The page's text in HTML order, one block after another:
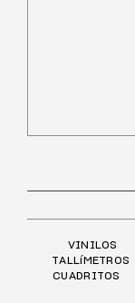
VINILOS
TALLíMETROS
CUADRITOS